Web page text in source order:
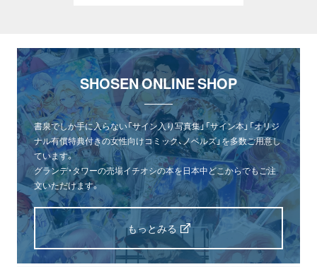
SHOSEN ONLINE SHOP
書泉でしか手に入らない「サイン入り写真集」「サイン本」「オリジ
ナル有償特典付きの女性向けコミック、ノベルズ」を多数ご用意し
ています。
グランデ・タワーの売場イチオシの本を日本中どこからでもご注
文いただけます。
もっとみる